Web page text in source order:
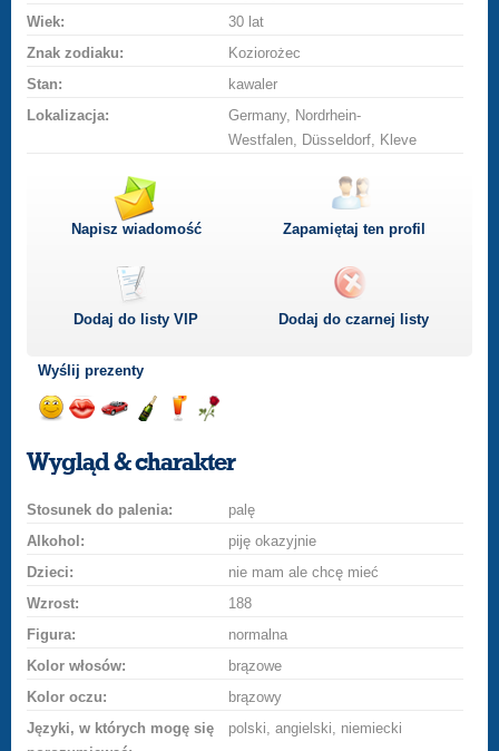
Wiek:
30 lat
Znak zodiaku:
Koziorożec
Stan:
kawaler
Lokalizacja:
Germany, Nordrhein-
Westfalen, Düsseldorf, Kleve
Napisz wiadomość Zapamiętaj ten profil
Dodaj do listyVIP Dodaj do czarnej listy
Wyślij prezenty
uśmiech
buziakasamochodem
szampana
drinka
różę
Wygląd & charakter
Stosunek do palenia:
palę
Alkohol:
piję okazyjnie
Dzieci:
nie mam ale chcę mieć
Wzrost:
188
Figura:
normalna
Kolor włosów:
brązowe
Kolor oczu:
brązowy
Języki, w których mogę się
polski, angielski, niemiecki